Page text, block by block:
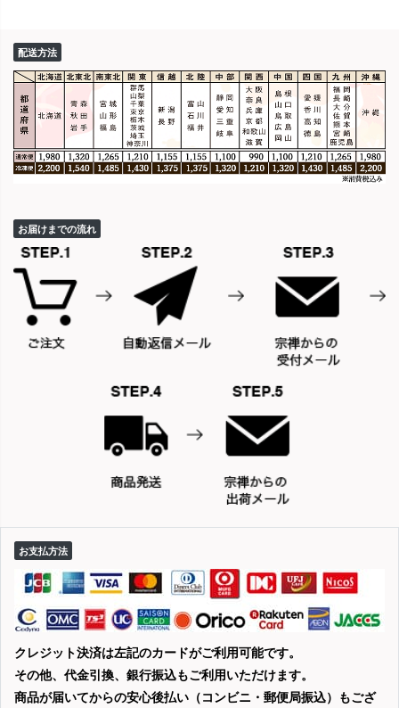
配送方法
お届けまでの流れ
お支払方法
クレジット決済は左記のカードがご利用可能です。
その他、代金引換、銀行振込もご利用いただけます。
商品が届いてからの安心後払い（コンビニ・郵便局振込）もござ